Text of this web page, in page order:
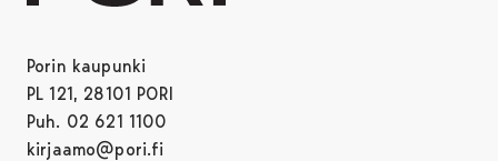
Porin kaupunki
PL 121, 28101 PORI
Puh. 02 621 1100
kirjaamo@pori.fi